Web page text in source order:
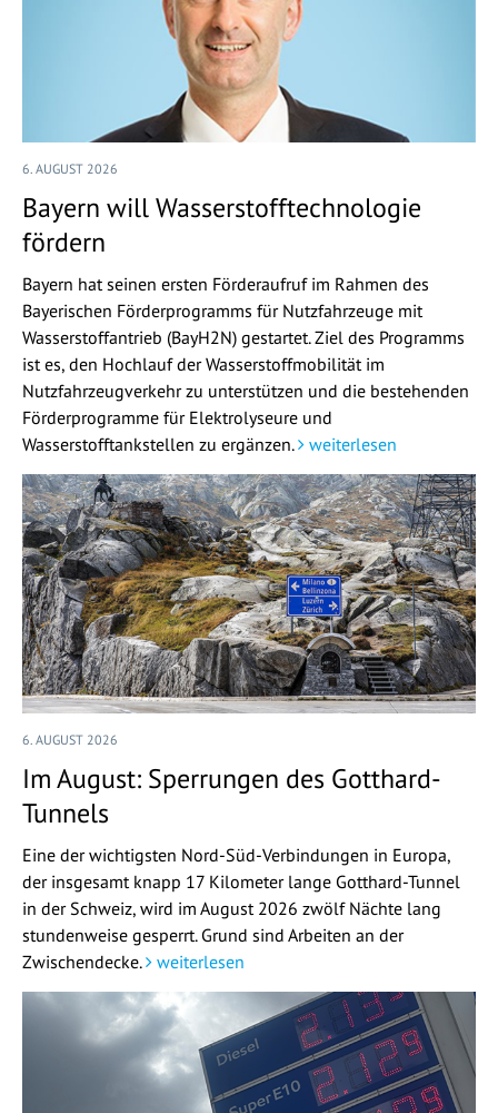
6. AUGUST 2026
Bayern will Wasserstofftechnologie
fördern
Bayern hat seinen ersten Förderaufruf im Rahmen des
Bayerischen Förderprogramms für Nutzfahrzeuge mit
Wasserstoffantrieb (BayH2N) gestartet. Ziel des Programms
ist es, den Hochlauf der Wasserstoffmobilität im
Nutzfahrzeugverkehr zu unterstützen und die bestehenden
Förderprogramme für Elektrolyseure und
Wasserstofftankstellen zu ergänzen.
weiterlesen
6. AUGUST 2026
Im August: Sperrungen des Gotthard-
Tunnels
Eine der wichtigsten Nord-Süd-Verbindungen in Europa,
der insgesamt knapp 17 Kilometer lange Gotthard-Tunnel
in der Schweiz, wird im August 2026 zwölf Nächte lang
stundenweise gesperrt. Grund sind Arbeiten an der
Zwischendecke.
weiterlesen